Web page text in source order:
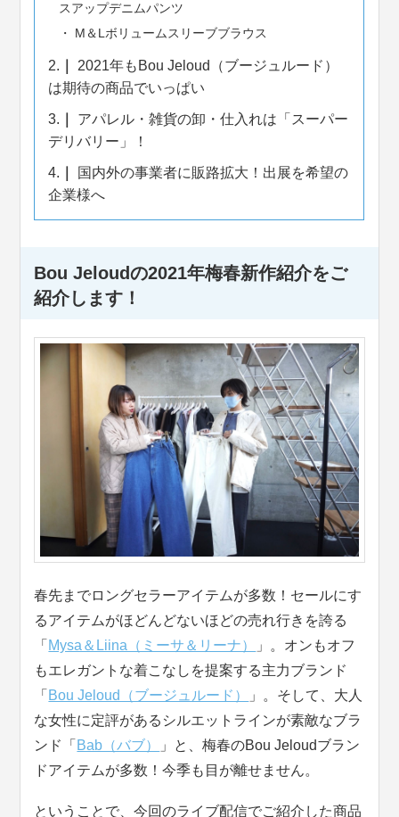
スアップデニムパンツ
M＆Lボリュームスリーブブラウス
2.
2021年もBou Jeloud（ブージュルード）
は期待の商品でいっぱい
3.
アパレル・雑貨の卸・仕入れは「スーパー
デリバリー」！
4.
国内外の事業者に販路拡大！出展を希望の
企業様へ
Bou Jeloudの2021年梅春新作紹介をご
紹介します！
春先までロングセラーアイテムが多数！セールにす
るアイテムがほどんどないほどの売れ行きを誇る
「 Mysa＆Liina（ミーサ＆リーナ）
」。オンもオフ
もエレガントな着こなしを提案する主力ブランド
「 Bou Jeloud（ブージュルード）
」。そして、大人
な女性に定評があるシルエットラインが素敵なブラ
ンド「 Bab（バブ）
」と、梅春のBou Jeloudブラン
ドアイテムが多数！今季も目が離せません。
ということで、今回のライブ配信でご紹介した商品